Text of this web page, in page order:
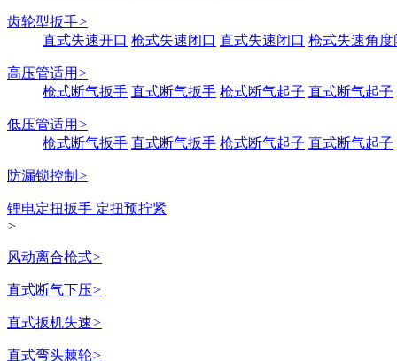
齿轮型扳手>
直式失速开口 枪式失速闭口 直式失速闭口 枪式失速角度
高压管适用 >
枪式断气扳手 直式断气扳手 枪式断气起子 直式断气起子
低压管适用 >
枪式断气扳手 直式断气扳手 枪式断气起子 直式断气起子
防漏锁控制 >
锂电定扭扳手 定扭预拧紧
>
风动离合枪式>
直式断气下压>
直式扳机失速>
直式弯头棘轮>